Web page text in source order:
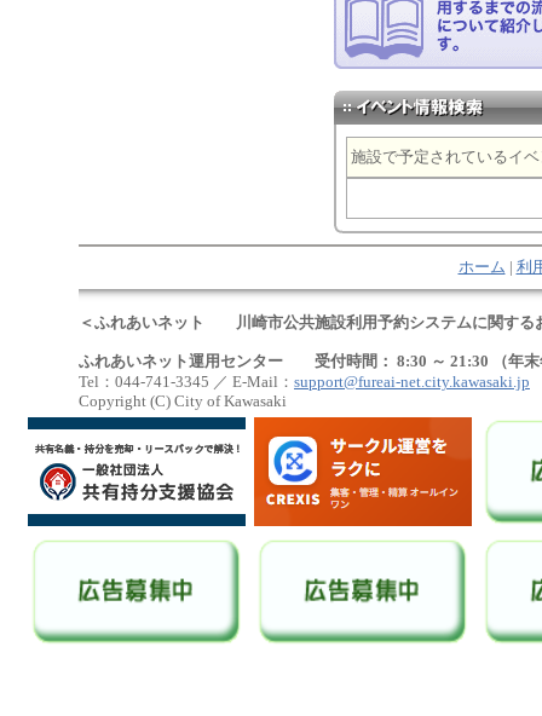
施設で予定されているイ
ホーム 利
＜ふれあいネット 川崎市公共施設利用予約システムに関する
ふれあいネット運用センター 受付時間： 8:30 ～ 21:30 （年末
Tel：044-741-3345 ／ E-Mail： support@fureai-net.city.kawasaki.jp
Copyright (C) City of Kawasaki